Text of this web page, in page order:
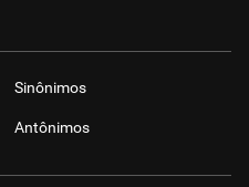
Sinônimos
Antônimos